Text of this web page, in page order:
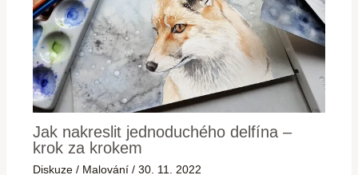
Jak nakreslit jednoduchého delfína –
krok za krokem
Diskuze / Malování /30. 11. 2022